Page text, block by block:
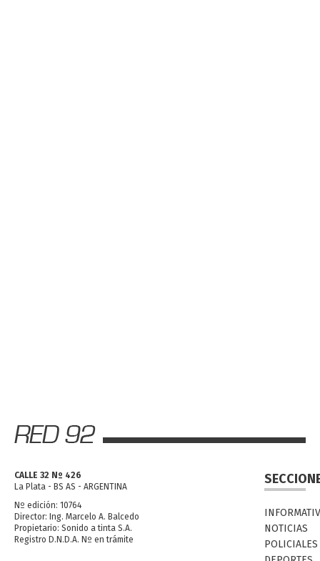
CALLE 32 Nº 426
La Plata - BS AS - ARGENTINA
Nº edición: 10764
Director: Ing. Marcelo A. Balcedo
Propietario: Sonido a tinta S.A.
Registro D.N.D.A. Nº en trámite
NOTICIAS
POLICIALES